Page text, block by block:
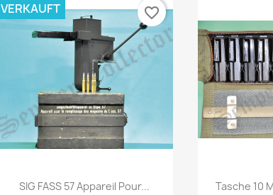
Vorschau
SIG FASS 57 Appareil Pour...
VERKAUFT favorite_border

Tasche 10